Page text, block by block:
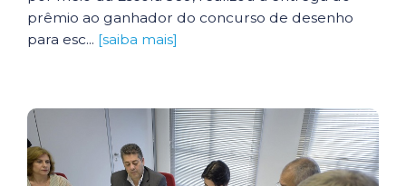
prêmio ao ganhador do concurso de desenho
para esc... [saiba mais]